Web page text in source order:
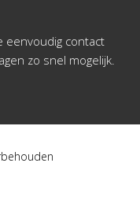
eenvoudig contact
zo snel mogelijk.